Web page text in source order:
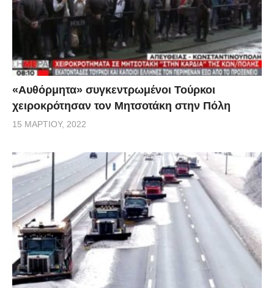
«Αυθόρμητα» συγκεντρωμένοι Τούρκοι
χειροκρότησαν τον Μητσοτάκη στην Πόλη
15 ΜΑΡΤΊΟΥ, 2022